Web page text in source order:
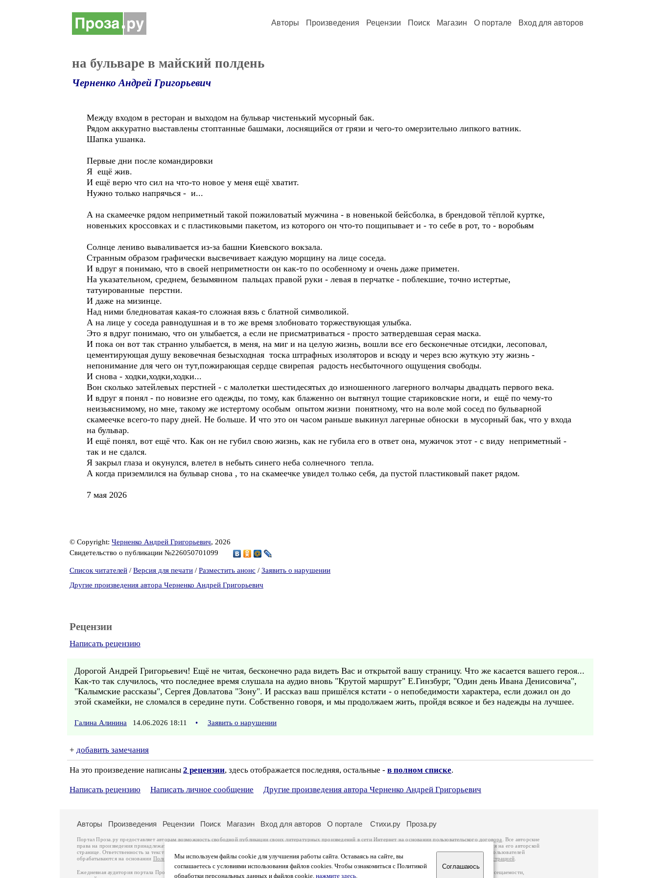
Авторы Произведения Рецензии Поиск Магазин О портале Вход для авторов
на бульваре в майский полдень
Черненко Андрей Григорьевич
Между входом в ресторан и выходом на бульвар чистенький мусорный бак.
Рядом аккуратно выставлены стоптанные башмаки, лоснящийся от грязи и чего-то омерзительно липкого ватник.
Шапка ушанка.
Первые дни после командировки
Я ещё жив.
И ещё верю что сил на что-то новое у меня ещё хватит.
Нужно только напрячься - и...
А на скамеечке рядом неприметный такой пожиловатый мужчина - в новенькой бейсболка, в брендовой тёплой куртке,
новеньких кроссовках и с пластиковыми пакетом, из которого он что-то пощипывает и - то себе в рот, то - воробьям
Солнце лениво вываливается из-за башни Киевского вокзала.
Странным образом графически высвечивает каждую морщину на лице соседа.
И вдруг я понимаю, что в своей неприметности он как-то по особенному и очень даже приметен.
На указательном, среднем, безымянном пальцах правой руки - левая в перчатке - поблекшие, точно истертые,
татуированные перстни.
И даже на мизинце.
Над ними бледноватая какая-то сложная вязь с блатной символикой.
А на лице у соседа равнодушная и в то же время злобновато торжествующая улыбка.
Это я вдруг понимаю, что он улыбается, а если не присматриваться - просто затвердевшая серая маска.
И пока он вот так странно улыбается, в меня, на миг и на целую жизнь, вошли все его бесконечные отсидки, лесоповал,
цементирующая душу вековечная безысходная тоска штрафных изоляторов и всюду и через всю жуткую эту жизнь -
непонимание для чего он тут,пожирающая сердце свирепая радость несбыточного ощущения свободы.
И снова - ходки,ходки,ходки...
Вон сколько затейлевых перстней - с малолетки шестидесятых до изношенного лагерного волчары двадцать первого века.
И вдруг я понял - по новизне его одежды, по тому, как блаженно он вытянул тощие стариковские ноги, и ещё по чему-то
неизьяснимому, но мне, такому же истертому особым опытом жизни понятному, что на воле мой сосед по бульварной
скамеечке всего-то пару дней. Не больше. И что это он часом раньше выкинул лагерные обноски в мусорный бак, что у входа
на бульвар.
И ещё понял, вот ещё что. Как он не губил свою жизнь, как не губила его в ответ она, мужичок этот - с виду неприметный -
так и не сдался.
Я закрыл глаза и окунулся, влетел в небыть синего неба солнечного тепла.
А когда приземлился на бульвар снова , то на скамеечке увидел только себя, да пустой пластиковый пакет рядом.
7 мая 2026
© Copyright: Черненко Андрей Григорьевич, 2026
Свидетельство о публикации №226050701099
Список читателей / Версия для печати / Разместить анонс / Заявить о нарушении
Другие произведения автора Черненко Андрей Григорьевич
Рецензии
Написать рецензию
Дорогой Андрей Григорьевич! Ещё не читая, бесконечно рада видеть Вас и открытой вашу страницу. Что же касается вашего героя...
Как-то так случилось, что последнее время слушала на аудио вновь "Крутой маршрут" Е.Гинзбург, "Один день Ивана Денисовича",
"Калымские рассказы", Сергея Довлатова "Зону". И рассказ ваш пришёлся кстати - о непобедимости характера, если дожил он до
этой скамейки, не сломался в середине пути. Собственно говоря, и мы продолжаем жить, пройдя всякое и без надежды на лучшее.
Галина Алинина 14.06.2026 18:11 • Заявить о нарушении
+ добавить замечания
На это произведение написаны 2 рецензии, здесь отображается последняя, остальные - в полном списке.
Написать рецензию Написать личное сообщение Другие произведения автора Черненко Андрей Григорьевич
Мы используем файлы cookie для улучшения работы сайта. Оставаясь на сайте, вы
соглашаетесь с условиями использования файлов cookies. Чтобы ознакомиться с Политикой
обработки персональных данных и файлов cookie, нажмите здесь.
Соглашаюсь
Авторы Произведения Рецензии Поиск Магазин Вход для авторов О портале Стихи.ру Проза.ру
Портал Проза.ру предоставляет авторам возможность свободной публикации своих литературных произведений в сети Интернет на основаниипользовательского договора
. Все авторские
права на произведения принадлежат авторам и охраняются
. Перепечатка произведений возможна только с согласия его автора, к которому вы можете обратиться на его авторской
странице. Ответственность за тексты произведений авторы несут самостоятельно на основании
законодательства Российской Федерации. Данные пользователей
обрабатываются на основании Политики обработки персональных данных. Вы также можете посмотреть более подробнуюинформацию о портале связаться с администрацией
Ежедневная аудитория портала Проза.ру – порядка 100 тысяч посетителей, которые в общей сумме просматривают более полумиллиона страниц по данным счетчика посещаемости,